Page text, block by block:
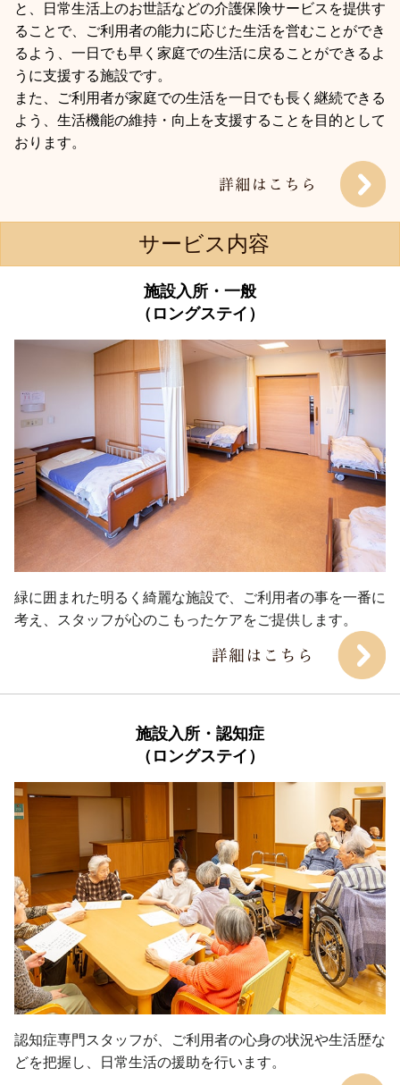
と、日常生活上のお世話などの介護保険サービスを提供す
ることで、ご利用者の能力に応じた生活を営むことができ
るよう、一日でも早く家庭での生活に戻ることができるよ
うに支援する施設です。
また、ご利用者が家庭での生活を一日でも長く継続できる
よう、生活機能の維持・向上を支援することを目的として
おります。
サービス内容
施設入所・一般
（ロングステイ）
緑に囲まれた明るく綺麗な施設で、ご利用者の事を一番に
考え、スタッフが心のこもったケアをご提供します。
施設入所・認知症
（ロングステイ）
認知症専門スタッフが、ご利用者の心身の状況や生活歴な
どを把握し、日常生活の援助を行います。